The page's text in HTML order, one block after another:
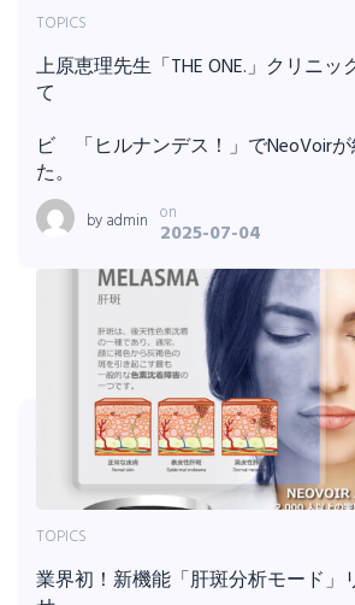
TOPICS
上原恵理先生「THE ONE.」クリニッ
日本
ビ 「ヒルナンデス！」でNeoVoir
た
byadmin on
2025-07-04
TOPICS
業界初！新機能「肝斑分析モード」